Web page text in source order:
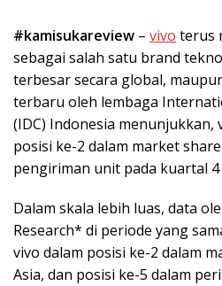
#kamisukareview – vivo terus
sebagai salah satu brand
terbesar secara global,
terbaru oleh lembaga
(IDC) Indonesia menunjukkan,
posisi ke-2 dalam market
pengiriman unit pada kuartal 4
Dalam skala lebih luas, data
Research* di periode yang
vivo dalam posisi ke-2 dalam
Asia, dan posisi ke-5 dalam